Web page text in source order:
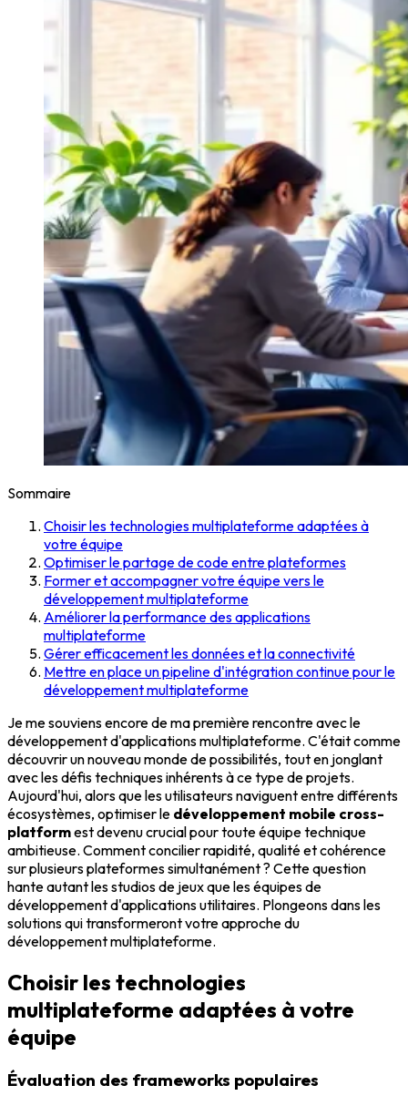
Sommaire
Choisir les technologies multiplateforme adaptées à
votre équipe
Optimiser le partage de code entre plateformes
Former et accompagner votre équipe vers le
développement multiplateforme
Améliorer la performance des applications
multiplateforme
Gérer efficacement les données et la connectivité
Mettre en place un pipeline d'intégration continue pour le
développement multiplateforme
Je me souviens encore de ma première rencontre avec le
développement d'applications multiplateforme. C'était comme
découvrir un nouveau monde de possibilités, tout en jonglant
avec les défis techniques inhérents à ce type de projets.
Aujourd'hui, alors que les utilisateurs naviguent entre différents
écosystèmes, optimiser le développement mobile cross-
platformest devenu crucial pour toute équipe technique
ambitieuse. Comment concilier rapidité, qualité et cohérence
sur plusieurs plateformes simultanément ? Cette question
hante autant les studios de jeux que les équipes de
développement d'applications utilitaires. Plongeons dans les
solutions qui transformeront votre approche du
développement multiplateforme.
Choisir les technologies
multiplateforme adaptées à votre
équipe
Évaluation des frameworks populaires